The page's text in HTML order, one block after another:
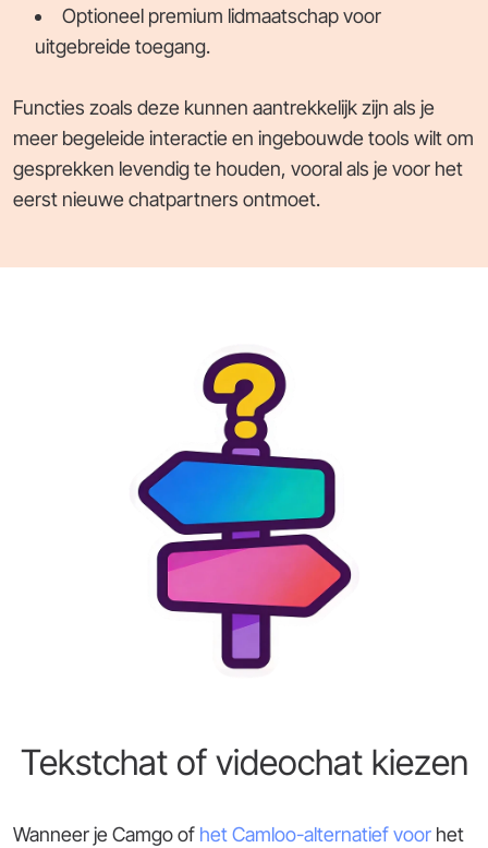
Optioneel premium lidmaatschap voor
uitgebreide toegang.
Functies zoals deze kunnen aantrekkelijk zijn als je
meer begeleide interactie en ingebouwde tools wilt om
gesprekken levendig te houden, vooral als je voor het
eerst nieuwe chatpartners ontmoet.
Tekstchat of videochat kiezen
Wanneer je Camgo of het Camloo-alternatief voor het